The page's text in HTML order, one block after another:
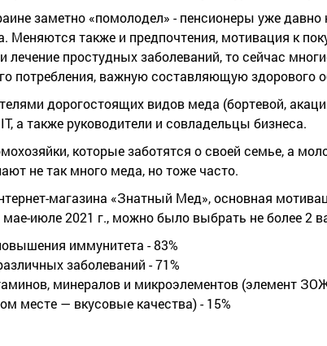
заметно «помолодел» - пенсионеры уже
Меняются также и предпочтения, мотивация к
простудных заболеваний, то сейчас
потребления, важную составляющую здорового
дорогостоящих видов меда (бортевой,
а также руководители и совладельцы бизнеса.
которые заботятся о своей семье, а
не так много меда, но тоже часто.
магазина «Знатный Мед», основная
июле 2021 г., можно было выбрать не более 2
иммунитета - 83%
заболеваний - 71%
минералов и микроэлементов (элемент
месте — вкусовые качества) - 15%